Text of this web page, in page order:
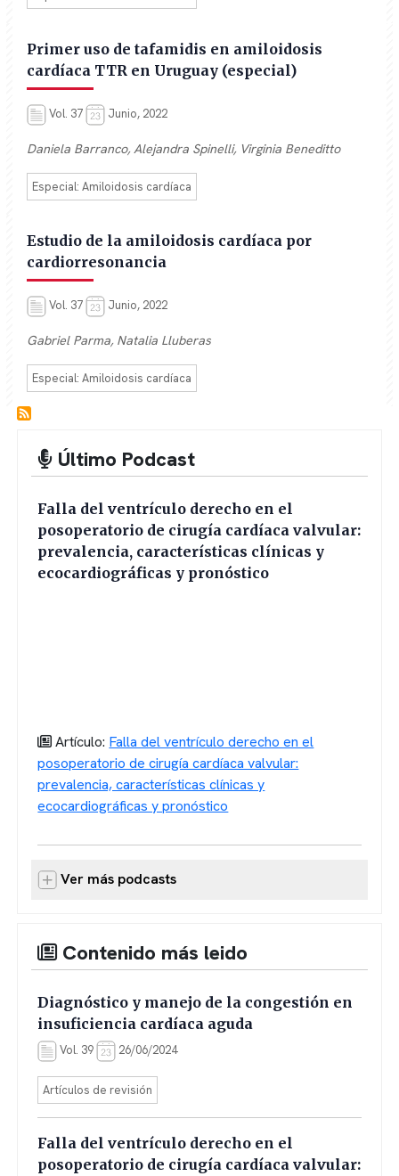
Primer uso de tafamidis en amiloidosis
cardíaca TTR en Uruguay (especial)
Vol. 37 Junio, 2022
Daniela Barranco, Alejandra Spinelli, Virginia Beneditto
Especial: Amiloidosis cardíaca
Estudio de la amiloidosis cardíaca por
cardiorresonancia
Vol. 37 Junio, 2022
Gabriel Parma, Natalia Lluberas
Especial: Amiloidosis cardíaca
Último Podcast
Falla del ventrículo derecho en el
posoperatorio de cirugía cardíaca valvular:
prevalencia, características clínicas y
ecocardiográficas y pronóstico
Artículo: Falla del ventrículo derecho en el
posoperatorio de cirugía cardíaca valvular:
prevalencia, características clínicas y
ecocardiográficas y pronóstico
Ver más podcasts
Contenido más leido
Diagnóstico y manejo de la congestión en
insuficiencia cardíaca aguda
Vol. 39 26/06/2024
Artículos de revisión
Falla del ventrículo derecho en el
posoperatorio de cirugía cardíaca valvular: